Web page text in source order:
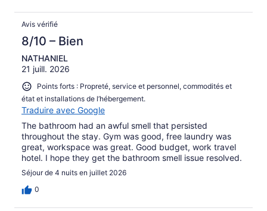
Avis vérifié
8/10 – Bien
NATHANIEL
21 juill. 2026
Points forts : Propreté, service et personnel, commodités et
état et installations de l’hébergement.
Traduire avec Google
The bathroom had an awful smell that persisted
throughout the stay. Gym was good, free laundry was
great, workspace was great. Good budget, work travel
hotel. I hope they get the bathroom smell issue resolved.
Séjour de 4 nuits en juillet 2026
0